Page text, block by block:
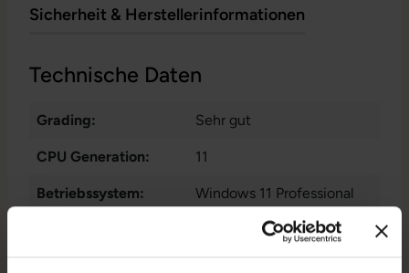
Sicherheit & Herstellerinformationen
Technische Daten
Grading: Sehr gut
CPU Generation: 11
Betriebssystem: Windows 11 Professional